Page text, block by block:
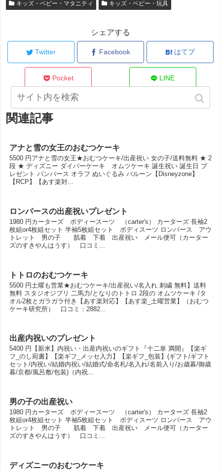
キッズ・ベビー・マタニティ キッズ・ベビー・玩具
シェアする
Twitter Facebook はてブ
Pocket LINE
関連記事
アナと雪の女王のおむつケーキ
5500 円アナと雪の女王★おむつケーキ/出産祝い 女の子/送料無料 ★ 2
段 ★ ディズニー ダイパーケーキ オムツケーキ 誕生祝い 誕生日 プ
レゼント パンパース オラフ ぬいぐるみ バルーン【Disneyzone】
【RCP】【あす楽対...
ロンパースの出産祝いプレゼント
1980 円カーターズ ボディースーツ （carter's） カーターズ 長袖2
枚組or4枚組セット 半袖5枚組セット ボディスーツ ロンパース アウ
トレット 男の子 肌着 下着 出産祝い メール便可（カーター
ズのすきやんはうす） 口コミ...
トトロのおむつケーキ
5500 円土曜も営業★おむつケーキ/出産祝い/名入れ 刺繍 無料】送料
無料 スタジオジブリ 二馬力/となりのトトロ 2段の オムツケーキ /タ
オル2枚とガラガラ付き【あす楽対応】【あす楽_土曜営業】（おむつ
ケーキ研究所） 口コミ：2882...
出産内祝いのプレゼント
5400 円【新米】内祝い・出産内祝いのギフト『十二単 満開』【楽ギ
フ_のし宛書】【楽ギフ_メッセ入力】【楽ギフ_包装】(ギフト/ギフト
セット/内祝い/結婚内祝い/結婚式/命名札/名入れ/名前入り/お歳暮/御歳
暮/京都/風呂敷/包装)（内祝...
男の子の出産祝い
1980 円カーターズ ボディースーツ （carter's） カーターズ 長袖2
枚組or4枚組セット 半袖5枚組セット ボディスーツ ロンパース アウ
トレット 男の子 肌着 下着 出産祝い メール便可（カーター
ズのすきやんはうす） 口コミ...
ディズニーのおむつケーキ